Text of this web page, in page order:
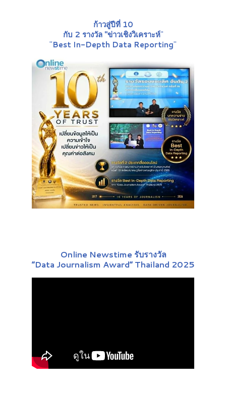
ก้าวสู่ปีที่ 10
กับ 2 รางวัล "ข่าวเชิงวิเคราะห์"
"Best In-Depth Data Reporting"
Online Newstime รับรางวัล
“Data Journalism Award” Thailand 2025